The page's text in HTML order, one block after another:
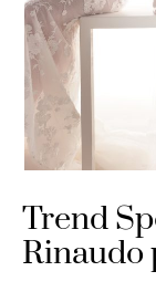
Trend
Rinaudo